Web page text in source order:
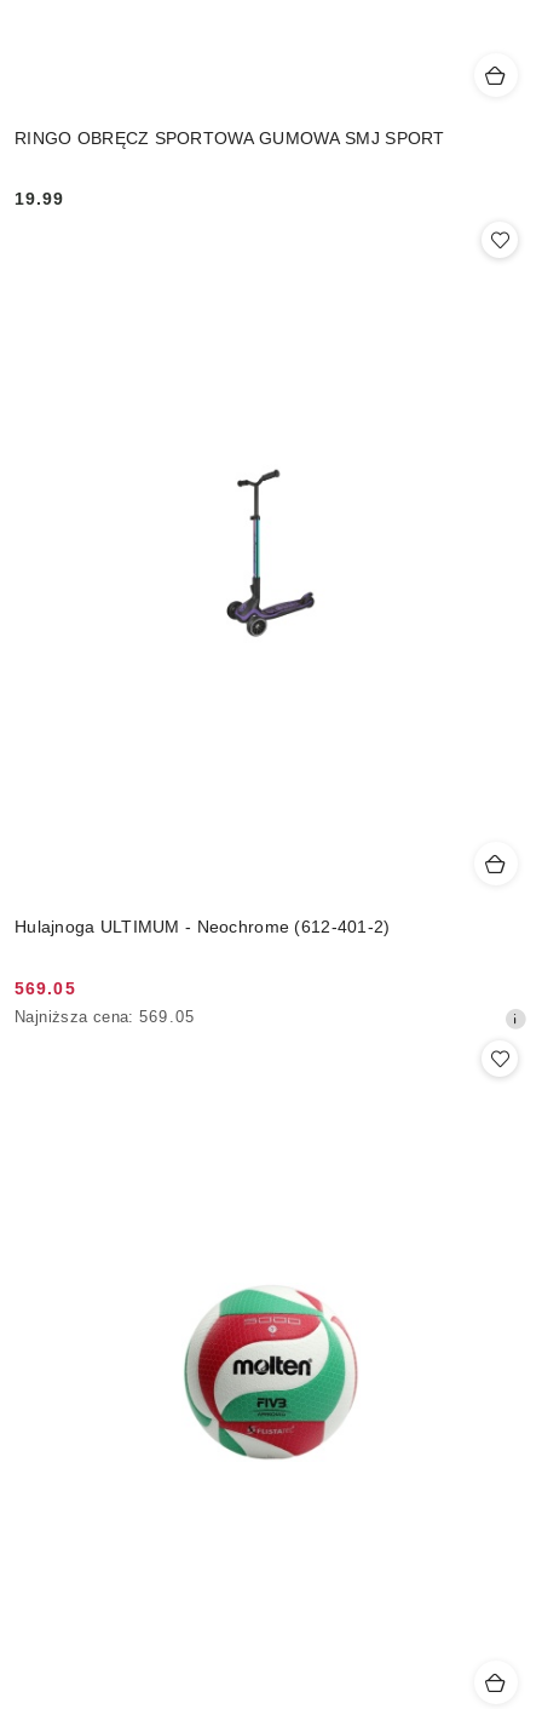
RINGO OBRĘCZ SPORTOWA GUMOWA SMJ SPORT
Cena:
19.99
Hulajnoga ULTIMUM - Neochrome (612-401-2)
Cena
promocyjna:
569.05
Najniższa
Najniższa cena: 569.05